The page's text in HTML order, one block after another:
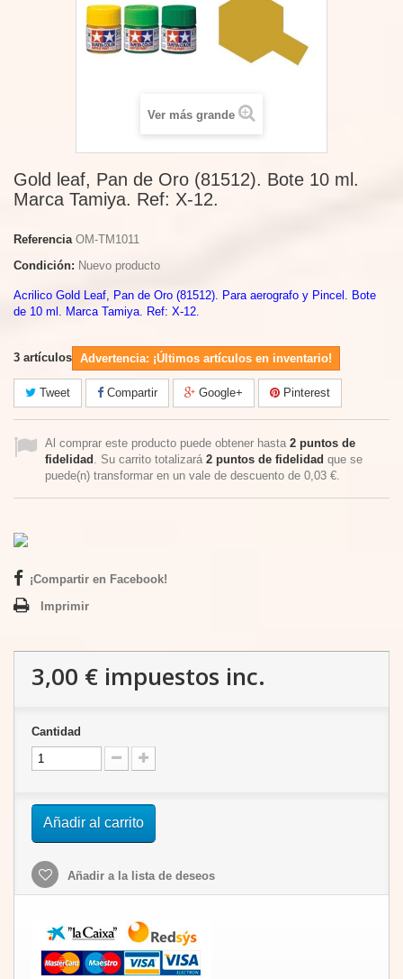
Ver más grande
Gold leaf, Pan de Oro (81512). Bote 10 ml.
Marca Tamiya. Ref: X-12.
Referencia OM-TM1011
Condición: Nuevo producto
Acrilico Gold Leaf, Pan de Oro (81512). Para aerografo y Pincel. Bote
de 10 ml. Marca Tamiya. Ref: X-12.
3 artículos Advertencia: ¡Últimos artículos en inventario!
Tweet Compartir Google+ Pinterest
Al comprar este producto puede obtener hasta 2 puntos de
fidelidad . Su carrito totalizará 2 puntos de fidelidad que se
puede(n) transformar en un vale de descuento de 0,03 €.
¡Compartir en Facebook!
Imprimir
3,00 € impuestos inc.
Cantidad
Añadir al carrito
Añadir a la lista de deseos